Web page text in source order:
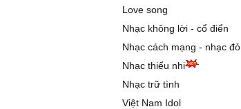
Love song
Nhạc không lời - cổ điển
Nhạc cách mạng - nhạc đỏ
Nhạc thiếu nhi
Nhạc trữ tình
Việt Nam Idol